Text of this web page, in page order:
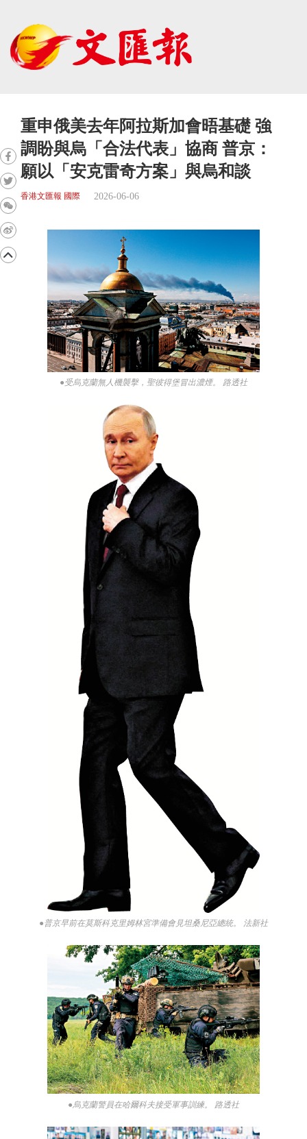
重申俄美去年阿拉斯加會晤基礎 強
調盼與烏「合法代表」協商 普京：
願以「安克雷奇方案」與烏和談
香港文匯報 國際 2026-06-06
●受烏克蘭無人機襲擊，聖彼得堡冒出濃煙。 路透社
●普京早前在莫斯科克里姆林宮準備會見坦桑尼亞總統。 法新社
●烏克蘭警員在哈爾科夫接受軍事訓練。 路透社